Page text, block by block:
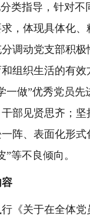
类指导，针对不
，体现具体化、
调动党支部积极
组织生活的有效
一做”优秀党员先
部见贤思齐；坚
阵、表面化形式
等不良倾向。
《关于在全体党